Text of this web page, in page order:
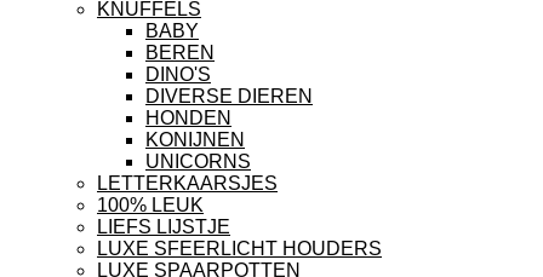
KNUFFELS
BABY
BEREN
DINO'S
DIVERSE DIEREN
HONDEN
KONIJNEN
UNICORNS
LETTERKAARSJES
100% LEUK
LIEFS LIJSTJE
LUXE SFEERLICHT HOUDERS
LUXE SPAARPOTTEN